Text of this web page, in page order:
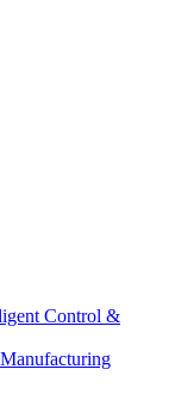
Control &